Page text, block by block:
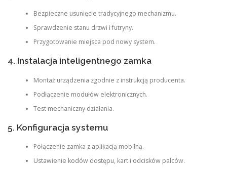
Bezpieczne usunięcie tradycyjnego mechanizmu.
Sprawdzenie stanu drzwi i futryny.
Przygotowanie miejsca pod nowy system.
4. Instalacja inteligentnego zamka
Montaż urządzenia zgodnie z instrukcją producenta.
Podłączenie modułów elektronicznych.
Test mechaniczny działania.
5. Konfiguracja systemu
Połączenie zamka z aplikacją mobilną.
Ustawienie kodów dostępu, kart i odcisków palców.